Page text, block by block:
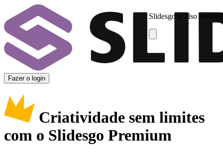
Slidesgo is also
Fazer o login
Criatividade sem limites
com o Slidesgo Premium